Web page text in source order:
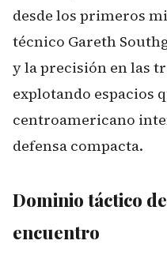
desde los primeros
técnico Gareth
y la precisión en las
explotando espacios
centroamericano
defensa compacta.
Dominio táctico
encuentro